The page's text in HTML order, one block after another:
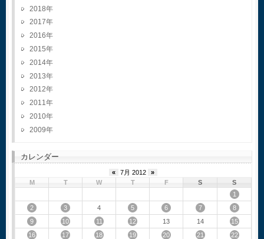
2018
2017
2016
2015
2014
2013
2012
2011
2010
2009
カレンダー
« 7月 2012
»
M
T W T F S
S
1
2
3 4 5 6 7
8
9
10 11 12 13 14
15
16
17 18 19 20 21
22